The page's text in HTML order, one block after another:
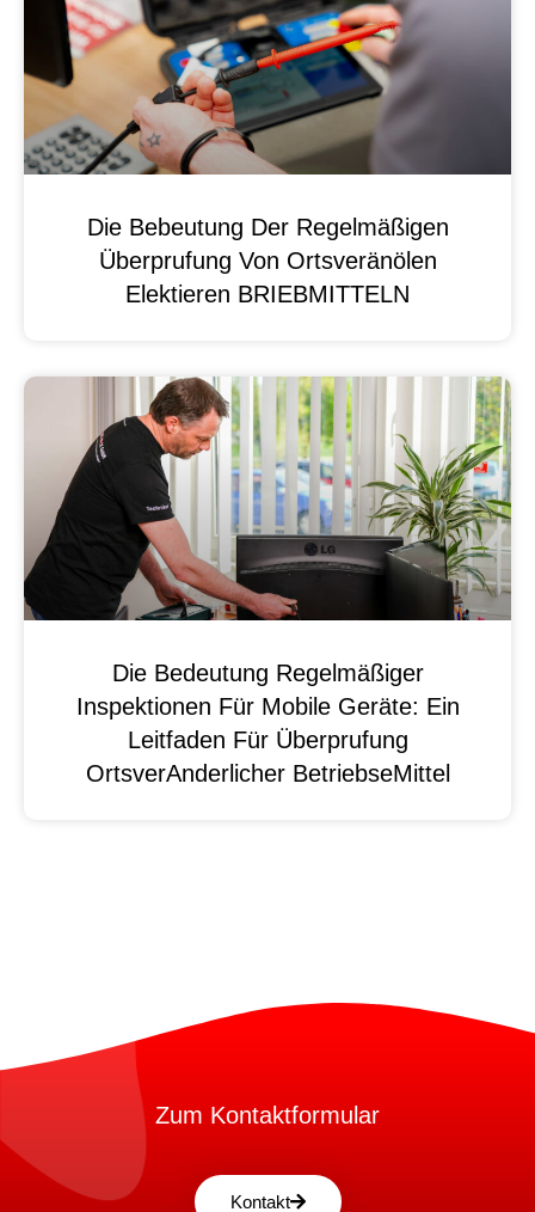
Die Bebeutung Der Regelmäßigen
Überprufung Von Ortsveränölen
Elektieren BRIEBMITTELN
Die Bedeutung Regelmäßiger
Inspektionen Für Mobile Geräte: Ein
Leitfaden Für Überprufung
OrtsverAnderlicher BetriebseMittel
Zum Kontaktformular
Kontakt